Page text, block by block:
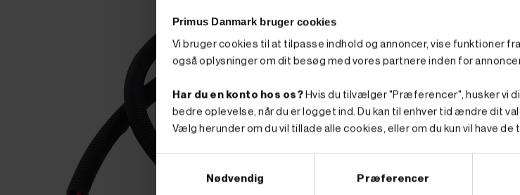
Primus Danmark bruger cookies
Vi bruger cookies til at tilpasse indhold og annoncer, vise funktioner
også oplysninger om dit besøg med vores partnere inden for
Har du en konto hos os? Hvis du tilvælger "Præferencer", husker vi
bedre oplevelse, når du er logget ind. Du kan til enhver tid ændre dit
Vælg herunder om du vil tillade alle cookies, eller om du kun vil have de
Nødvendig Præferencer